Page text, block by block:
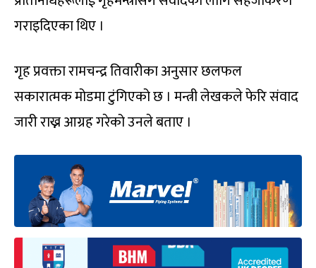
गराइदिएका थिए ।
गृह प्रवक्ता रामचन्द्र तिवारीका अनुसार छलफल
सकारात्मक मोडमा टुंगिएको छ । मन्त्री लेखकले फेरि संवाद
जारी राख्न आग्रह गरेको उनले बताए ।